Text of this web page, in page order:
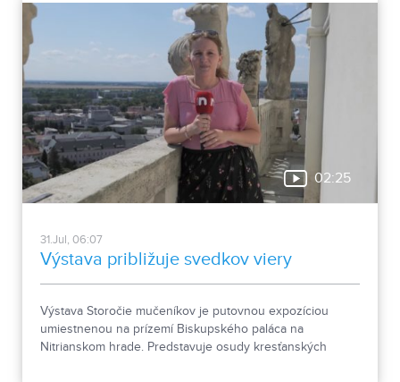
02:25
31.Jul, 06:07
Výstava približuje svedkov viery
Výstava Storočie mučeníkov je putovnou expozíciou
umiestnenou na prízemí Biskupského paláca na
Nitrianskom hrade. Predstavuje osudy kresťanských